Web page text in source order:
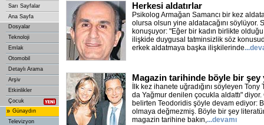
Sarı Sayfalar
Ana Sayfa
Dosyalar
Teknoloji
Emlak
Otomobil
Detaylı Arama
Arşiv
Etkinlikler
Çocuk
» Günaydın
Televizyon
Herkesi aldatırlar
Psikolog Armağan Samancı bir kez
olursa olsun yine aldatacağını söylüyor.
konuşuyor: "Eğer bir kadın birlikte
ilişkide duygusal tatminsizlik söz
erkek aldatmaya başka ilişkilerinde
Magazin tarihinde böyle bir şey
İlk kez ihanete uğradığını söyleyen Tony
da Yağmur denilen çocukla aldattı"
belirten Teodoridis şöyle devam ediyor:
olmaya değmezmiş. Böyle bir şey
magazin tarihine bakın,...devamı